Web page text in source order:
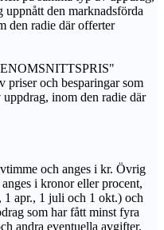
den marknadsförda
den radie där offerter
priser och besparingar som
inom den radie där
och anges i kr. Övrig
i kronor eller procent,
1 apr., 1 juli och 1 okt.) och
som har fått minst fyra
andra eventuella avgifter.